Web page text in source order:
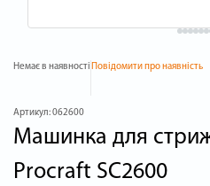
Немає в наявності Повідомити про наявність
Артикул:062600
Машинка для
Procraft SC2600